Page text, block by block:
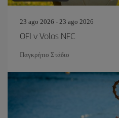
23 ago 2026 - 23 ago 2026
OFI v Volos NFC
Παγκρήτιο Στάδιο